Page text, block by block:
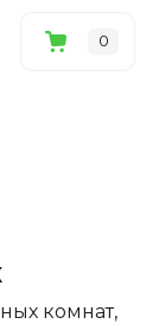
0
комнат,